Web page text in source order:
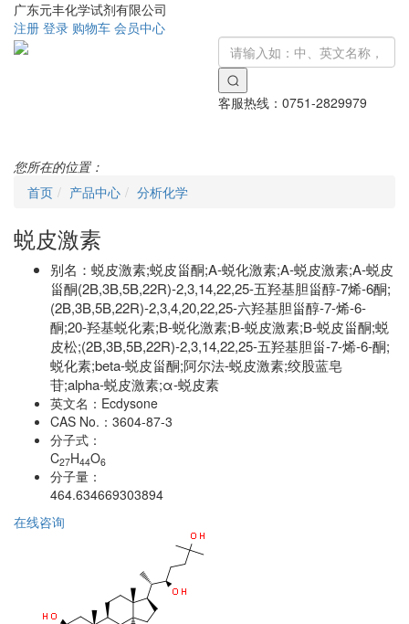
广东元丰化学试剂有限公司
注册 登录 购物车 会员中心
客服热线： 0751-2829979
您所在的位置：
首页
产品中心 分析化学
蜕皮激素
别名： 蜕皮激素;蜕皮甾酮;Α-蜕化激素;Α-蜕皮激素;Α-蜕皮
甾酮(2Β,3Β,5Β,22R)-2,3,14,22,25-五羟基胆甾醇-7烯-6酮;
(2Β,3Β,5Β,22R)-2,3,4,20,22,25-六羟基胆甾醇-7-烯-6-
酮;20-羟基蜕化素;Β-蜕化激素;Β-蜕皮激素;Β-蜕皮甾酮;蜕
皮松;(2B,3B,5B,22R)-2,3,14,22,25-五羟基胆甾-7-烯-6-酮;
蜕化素;beta-蜕皮甾酮;阿尔法-蜕皮激素;绞股蓝皂
苷;alpha-蜕皮激素;α-蜕皮素
英文名： Ecdysone
CAS No.： 3604-87-3
分子式：
C27H44O6
分子量：
464.634669303894
在线咨询